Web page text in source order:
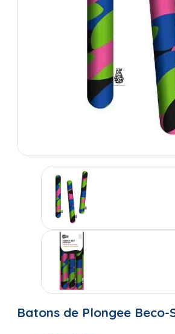
Batons de Plongee Beco-